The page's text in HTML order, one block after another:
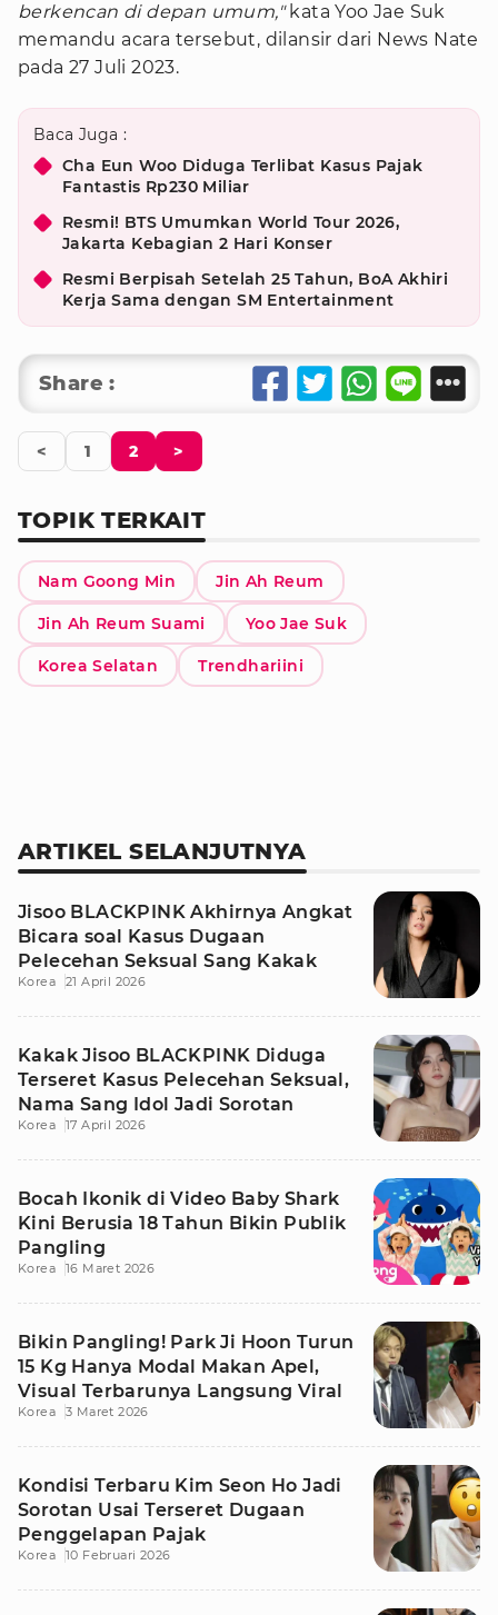
berkencan di depan umum,"kata Yoo Jae Suk
memandu acara tersebut, dilansir dari News Nate
pada 27 Juli 2023.
Baca Juga :
Cha Eun Woo Diduga Terlibat Kasus Pajak
Fantastis Rp230 Miliar
Resmi! BTS Umumkan World Tour 2026,
Jakarta Kebagian 2 Hari Konser
Resmi Berpisah Setelah 25 Tahun, BoA Akhiri
Kerja Sama dengan SM Entertainment
Share :
< 1 2 >
TOPIK TERKAIT
Nam Goong Min Jin Ah Reum
Jin Ah Reum Suami Yoo Jae Suk
Korea Selatan Trendhariini
ARTIKEL SELANJUTNYA
Jisoo BLACKPINK Akhirnya Angkat
Bicara soal Kasus Dugaan
Pelecehan Seksual Sang Kakak
Korea 21 April 2026
Kakak Jisoo BLACKPINK Diduga
Terseret Kasus Pelecehan Seksual,
Nama Sang Idol Jadi Sorotan
Korea 17 April 2026
Bocah Ikonik di Video Baby Shark
Kini Berusia 18 Tahun Bikin Publik
Pangling
Korea 16 Maret 2026
Bikin Pangling! Park Ji Hoon Turun
15 Kg Hanya Modal Makan Apel,
Visual Terbarunya Langsung Viral
Korea 3 Maret 2026
Kondisi Terbaru Kim Seon Ho Jadi
Sorotan Usai Terseret Dugaan
Penggelapan Pajak
Korea 10 Februari 2026